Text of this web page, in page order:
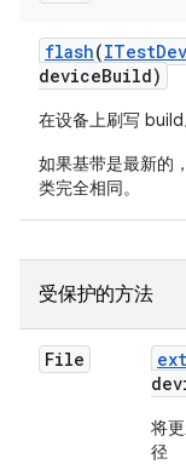
flash(ITest
deviceBuild)
在设备上刷写 build
如果基带是最新的
类完全相同。
受保护的方法
File
将
径